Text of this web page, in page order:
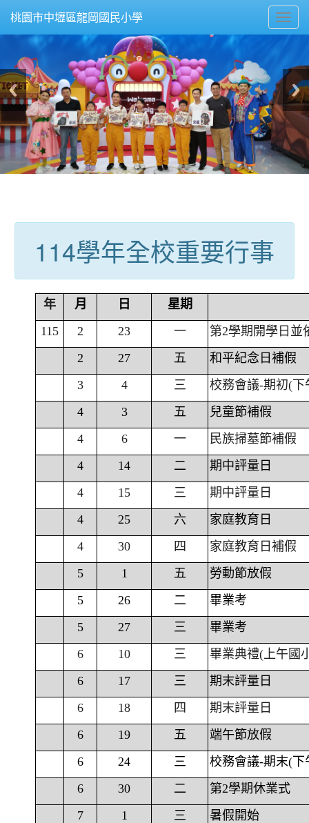
桃園市中壢區龍岡國民小學
114學年全校重要行事
年 月 日
星期
115
2 23 一
第2學期開學日並
2
27 五
和平紀念日補假
3
4 三
校務會議-期初(下
4
3 五
兒童節補假
4
6 一
民族掃墓節補假
4
14 二
期中評量日
4
15 三
期中評量日
4
25 六
家庭教育日
4
30 四
家庭教育日補假
5
1 五
勞動節放假
5
26 二
畢業考
5
27 三
畢業考
6
10 三
畢業典禮(上午國
6
17 三
期末評量日
6
18 四
期末評量日
6
19 五
端午節放假
6
24 三
校務會議-期末(下
6
30 二
第2學期休業式
7
1 三 暑假開始